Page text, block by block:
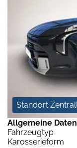
Standort
Allgemeine
Fahrzeugtyp
Karosserieform